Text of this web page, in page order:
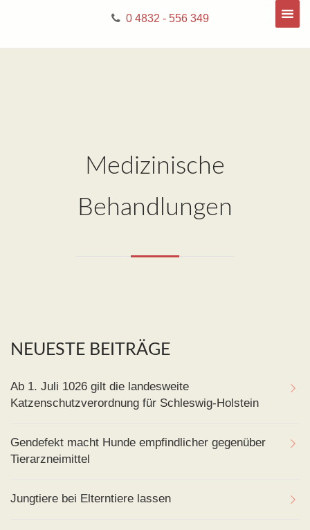
0 4832 - 556 349
Medizinische
Behandlungen
NEUESTE BEITRÄGE
Ab 1. Juli 1026 gilt die landesweite
Katzenschutzverordnung für Schleswig-Holstein
Gendefekt macht Hunde empfindlicher gegenüber
Tierarzneimittel
Jungtiere bei Elterntiere lassen